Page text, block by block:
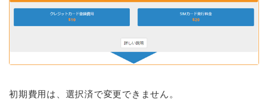
初期費用は、選択済で変更できません。